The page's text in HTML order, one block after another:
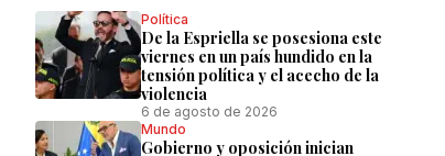
Política
De la Espriella se posesiona este
viernes en un país hundido en la
tensión política y el acecho de la
violencia
6 de agosto de 2026
Mundo
Gobierno y oposición inician